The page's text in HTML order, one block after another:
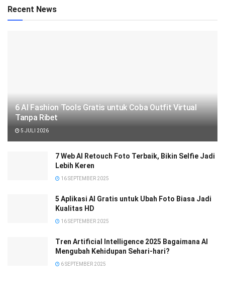
Recent News
6 AI Fashion Tools Gratis untuk Coba Outfit Virtual
Tanpa Ribet
5 JULI 2026
7 Web AI Retouch Foto Terbaik, Bikin Selfie Jadi
Lebih Keren
16 SEPTEMBER 2025
5 Aplikasi AI Gratis untuk Ubah Foto Biasa Jadi
Kualitas HD
16 SEPTEMBER 2025
Tren Artificial Intelligence 2025 Bagaimana AI
Mengubah Kehidupan Sehari-hari?
6 SEPTEMBER 2025